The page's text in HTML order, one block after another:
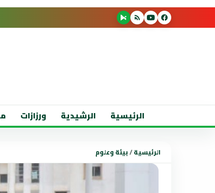
الرئيسية الرشيدية ورزازات
الرئيسية/بيئة وعلوم